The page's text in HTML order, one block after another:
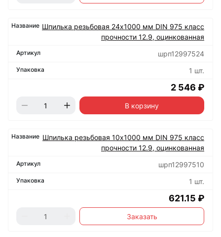
Шпилька резьбовая 24х1000 мм DIN 975 класс
прочности 12.9, оцинкованная
шрп12997524
1 шт.
2 546 ₽
В корзину
Шпилька резьбовая 10х1000 мм DIN 975 класс
прочности 12.9, оцинкованная
шрп12997510
1 шт.
621.15 ₽
Заказать